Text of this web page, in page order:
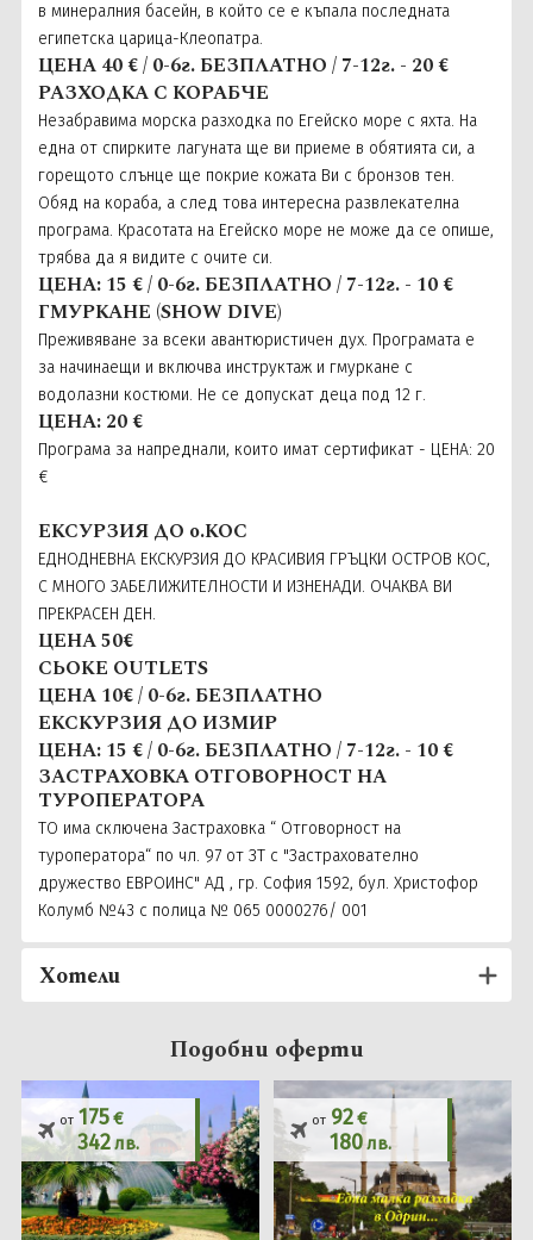
в минералния басейн, в който се е къпала последната
египетска царица-Клеопатра.
ЦЕНА 40 € / 0-6г. БЕЗПЛАТНО / 7-12г. - 20 €
РАЗХОДКА С КОРАБЧЕ
Незабравима морска разходка по Егейско море с яхта. На
една от спирките лагуната ще ви приеме в обятията си, а
горещото слънце ще покрие кожата Ви с бронзов тен.
Обяд на кораба, а след това интересна развлекателна
програма. Красотата на Егейско море не може да се опише,
трябва да я видите с очите си.
ЦЕНА: 15 € / 0-6г. БЕЗПЛАТНО / 7-12г. - 10 €
ГМУРКАНЕ (SHOW DIVE)
Преживяване за всеки авантюристичен дух. Програмата е
за начинаещи и включва инструктаж и гмуркане с
водолазни костюми. Не се допускат деца под 12 г.
ЦЕНА: 20 €
Програма за напреднали, които имат сертификат - ЦЕНА: 20
€
ЕКСУРЗИЯ ДО о.КОС
ЕДНОДНЕВНА ЕКСКУРЗИЯ ДО КРАСИВИЯ ГРЪЦКИ ОСТРОВ КОС,
С МНОГО ЗАБЕЛИЖИТЕЛНОСТИ И ИЗНЕНАДИ. ОЧАКВА ВИ
ПРЕКРАСЕН ДЕН.
ЦЕНА 50€
СЬOKE OUTLETS
ЦЕНА 10€ / 0-6г. БЕЗПЛАТНО
ЕКСКУРЗИЯ ДО ИЗМИР
ЦЕНА: 15 € / 0-6г. БЕЗПЛАТНО / 7-12г. - 10 €
ЗАСТРАХОВКА ОТГОВОРНОСТ НА
ТУРОПЕРАТОРА
ТО има сключена Застраховка “ Отговорност на
туроператора“ по чл. 97 от ЗТ с "Застрахователно
дружество ЕВРОИНС" АД , гр. София 1592, бул. Христофор
Колумб №43 с полица № 065 0000276/ 001
Хотели
Подобни оферти
от 175€
342лв.
от 92€
180лв.